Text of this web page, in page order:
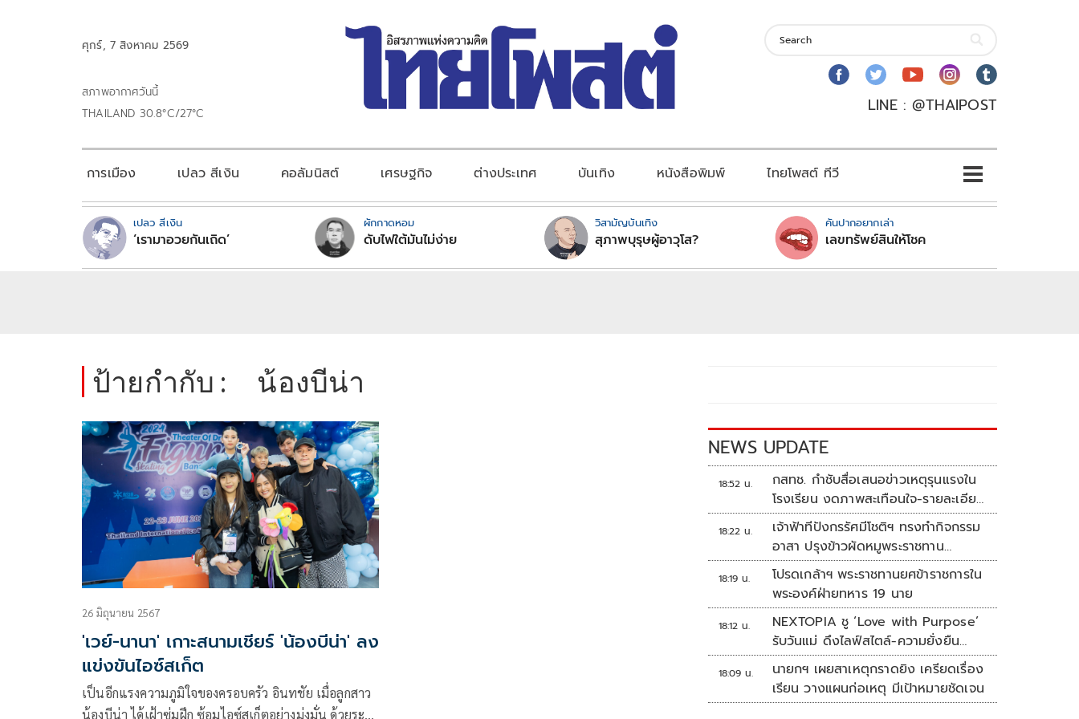
ศุกร์, 7 สิงหาคม 2569
สภาพอากาศวันนี้
THAILAND 30.8°C/27°C
LINE : @THAIPOST
การเมือง เปลว สีเงิน คอลัมนิสต์ เศรษฐกิจ ต่างประเทศ บันเทิง หนังสือพิมพ์ ไทยโพสต์ ทีวี
เปลว สีเงิน
‘เรามาอวยกันเถิด’
ผักกาดหอม
ดับไฟใต้มันไม่ง่าย
วิสามัญบันเทิง
สุภาพบุรุษผู้อาวุโส?
คันปากอยากเล่า
เลขทรัพย์สินให้โชค
ป้ายกำกับ : น้องบีน่า
26 มิถุนายน 2567
'เวย์-นานา' เกาะสนามเชียร์ 'น้องบีน่า' ลง
แข่งขันไอซ์สเก็ต
เป็นอีกแรงความภูมิใจของครอบครัว อินทชัย เมื่อลูกสาว
น้องบีน่า ได้เฝ้าซุ่มฝึก ซ้อมไอซ์สเก็ตอย่างมุ่งมั่น ด้วยระยะ
NEWS UPDATE
18:52 น.
กสทช. กำชับสื่อเสนอข่าวเหตุรุนแรงใน
โรงเรียน งดภาพสะเทือนใจ-รายละเอียด
เสี่ยงเลียนแบบ
18:22 น.
เจ้าฟ้าทีปังกรรัศมีโชติฯ ทรงทำกิจกรรม
อาสา ปรุงข้าวผัดหมูพระราชทาน
ประชาชน
18:19 น.
โปรดเกล้าฯ พระราชทานยศข้าราชการใน
พระองค์ฝ่ายทหาร 19 นาย
18:12 น.
NEXTOPIA ชู ‘Love with Purpose’
รับวันแม่ ดึงไลฟ์สไตล์-ความยั่งยืน
สร้างประสบการณ์ช้อปปิงมีความหมาย
18:09 น.
นายกฯ เผยสาเหตุกราดยิง เครียดเรื่อง
เรียน วางแผนก่อเหตุ มีเป้าหมายชัดเจน